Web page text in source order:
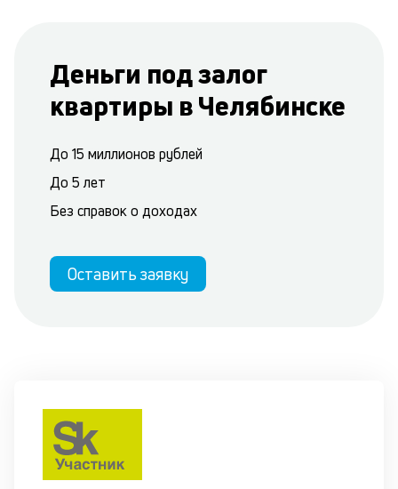
Деньги под залог
квартиры в Челябинске
До 15 миллионов рублей
До 5 лет
Без справок о доходах
Оставить заявку